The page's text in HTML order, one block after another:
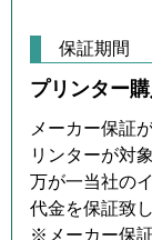
保証期間
プリンター
メーカー保証
リンターが対
万が一当社の
代金を保証致し
※メーカー保